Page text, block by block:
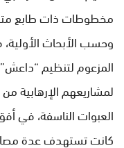
مخطوطات ذات طابع
وحسب الأبحاث الأولية،
المزعوم لتنظيم
لمشاريعهم الإرهابية
العبوات الناسفة، في
كانت تستهدف عدة